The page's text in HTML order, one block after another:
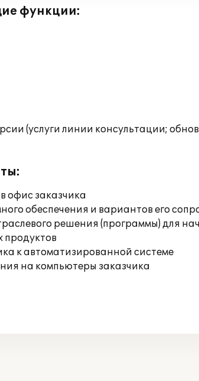
функции:
(услуги линии консультации;
офис заказчика
обеспечения и вариантов его
решения (программы) для
к автоматизированной системе
на компьютеры заказчика